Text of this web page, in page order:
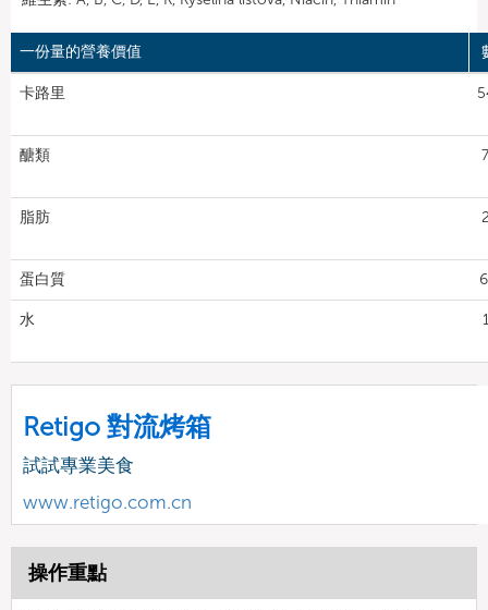
一份量的營養價值
卡路里
醣類
脂肪
蛋白質
水
Retigo 對流烤箱
試試專業美食
www.retigo.com.cn
操作重點